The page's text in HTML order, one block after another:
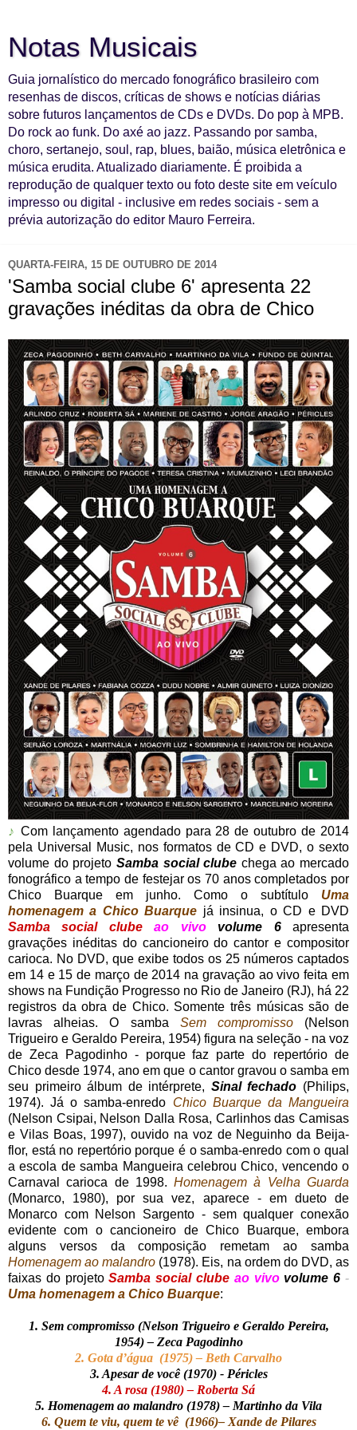
Notas Musicais
Guia jornalístico do mercado fonográfico brasileiro com
resenhas de discos, críticas de shows e notícias diárias
sobre futuros lançamentos de CDs e DVDs. Do pop à MPB.
Do rock ao funk. Do axé ao jazz. Passando por samba,
choro, sertanejo, soul, rap, blues, baião, música eletrônica e
música erudita. Atualizado diariamente. É proibida a
reprodução de qualquer texto ou foto deste site em veículo
impresso ou digital - inclusive em redes sociais - sem a
prévia autorização do editor Mauro Ferreira.
QUARTA-FEIRA, 15 DE OUTUBRO DE 2014
'Samba social clube 6' apresenta 22
gravações inéditas da obra de Chico
♪ Com lançamento agendado para 28 de outubro de 2014
pela Universal Music, nos formatos de CD e DVD, o sexto
volume do projeto Samba social clube chega ao mercado
fonográfico a tempo de festejar os 70 anos completados por
Chico Buarque em junho. Como o subtítulo Uma
homenagem a Chico Buarque já insinua, o CD e DVD
Samba social clube
ao vivovolume 6apresenta
gravações inéditas do cancioneiro do cantor e compositor
carioca. No DVD, que exibe todos os 25 números captados
em 14 e 15 de março de 2014 na gravação ao vivo feita em
shows na Fundição Progresso no Rio de Janeiro (RJ), há 22
registros da obra de Chico. Somente três músicas são de
lavras alheias. O samba Sem compromisso(Nelson
Trigueiro e Geraldo Pereira, 1954) figura na seleção - na voz
de Zeca Pagodinho - porque faz parte do repertório de
Chico desde 1974, ano em que o cantor gravou o samba em
seu primeiro álbum de intérprete, Sinal fechado (Philips,
1974). Já o samba-enredo Chico Buarque da Mangueira
(Nelson Csipai, Nelson Dalla Rosa, Carlinhos das Camisas
e Vilas Boas, 1997), ouvido na voz de Neguinho da Beija-
flor, está no repertório porque é o samba-enredo com o qual
a escola de samba Mangueira celebrou Chico, vencendo o
Carnaval carioca de 1998.Homenagem à Velha Guarda
(Monarco, 1980), por sua vez,
aparece - em dueto de
Monarco com Nelson Sargento - sem qualquer conexão
evidente com o cancioneiro de Chico Buarque, embora
alguns versos da composição remetam ao samba
Homenagem ao malandro (1978). Eis, na ordem do DVD, as
faixas do projetoSamba social clube ao vivovolume 6 -
Uma homenagem a Chico Buarque:
1. Sem compromisso (Nelson Trigueiro e Geraldo Pereira,
1954) – Zeca Pagodinho
2. Gota d’água (1975) – Beth Carvalho
3. Apesar de você (1970) - Péricles
4. A rosa (1980) – Roberta Sá
5. Homenagem ao malandro (1978) – Martinho da Vila
6. Quem te viu, quem te vê (1966)– Xande de Pilares